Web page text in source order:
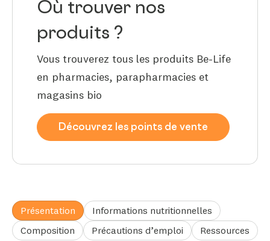
Où trouver nos
produits ?
Vous trouverez tous les produits Be-Life
en pharmacies, parapharmacies et
magasins bio
Découvrez les points de vente
Présentation
Informations nutritionnelles
Composition
Précautions d’emploi Ressources